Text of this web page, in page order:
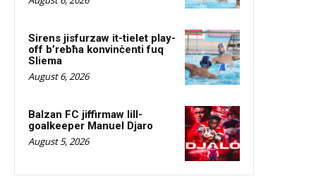
Sirens jisfurzaw it-tielet play-
off b’rebħa konvinċenti fuq
Sliema
August 6, 2026
Balzan FC jiffirmaw lill-
goalkeeper Manuel Djaro
August 5, 2026